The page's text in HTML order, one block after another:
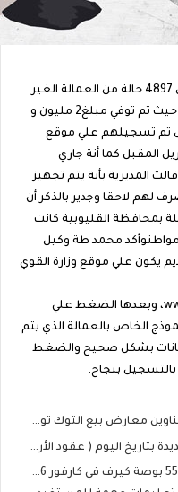
أعلنت محافظة القليوبية أنة تم تسجيل 4897 حالة من العمالة الغير
منتظمة علي موقع وزارة القوي العاملة حيث تم توفي مبلغ2 مليون و
جنيه لكل عامل تم تسجيلهم علي موقع
علي أن يبدأ موعد الصرف لهم 2 إبريل المقبل كما أنة جاري
المديرية بأنة يتم تجهيز
لهم لاحقا وجدير بالذكر أن
بمحافظة القليوبية كانت
منحة المولد النبوي الشريف لعدد 2886 مواطنوأكد محمد طة وكيل
يكون علي موقع وزارة القوي
الدخول علي موقع www.manpower.gov.eg، وبعدها الضغط علي
الخاص بالعمالة الذي يتم
بشكل صحيح والضغط
بالتسجيل بنجاح.
من 3,000 عامل)⚠️ رابط للاستعلام وخطوات التسجيل 2026